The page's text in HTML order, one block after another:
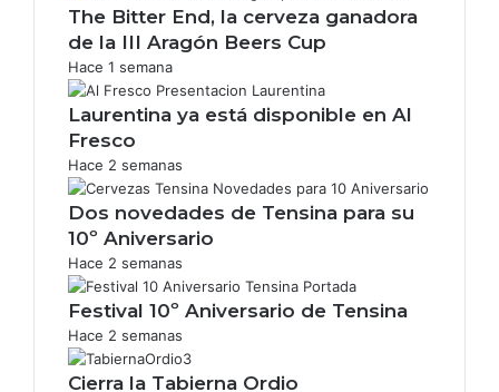
The Bitter End, la cerveza ganadora
de la III Aragón Beers Cup
Hace 1 semana
Laurentina ya está disponible en Al
Fresco
Hace 2 semanas
Dos novedades de Tensina para su
10º Aniversario
Hace 2 semanas
Festival 10º Aniversario de Tensina
Hace 2 semanas
Cierra la Tabierna Ordio